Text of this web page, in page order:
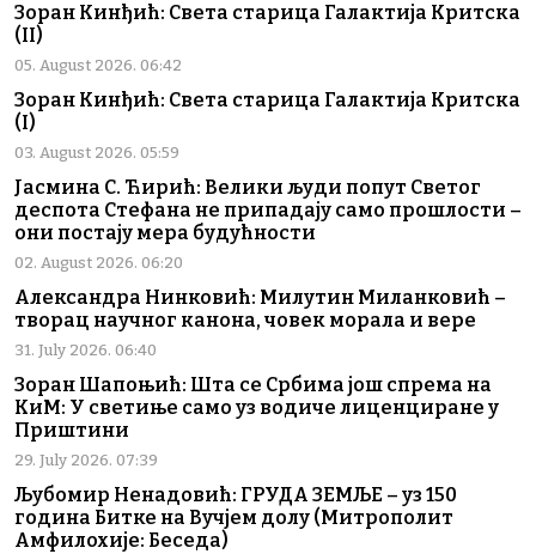
Зоран Кинђић: Света старица Галактија Критска
(II)
05. August 2026. 06:42
Зоран Кинђић: Света старица Галактија Критска
(I)
03. August 2026. 05:59
Јасмина С. Ћирић: Велики људи попут Светог
деспота Стефана не припадају само прошлости –
они постају мера будућности
02. August 2026. 06:20
Александра Нинковић: Милутин Миланковић –
творац научног канона, човек морала и вере
31. July 2026. 06:40
Зоран Шапоњић: Шта се Србима још спрема на
КиМ: У светиње само уз водиче лиценциране у
Приштини
29. July 2026. 07:39
Љубомир Ненадовић: ГРУДА ЗЕМЉЕ – уз 150
година Битке на Вучјем долу (Митрополит
Амфилохије: Беседа)